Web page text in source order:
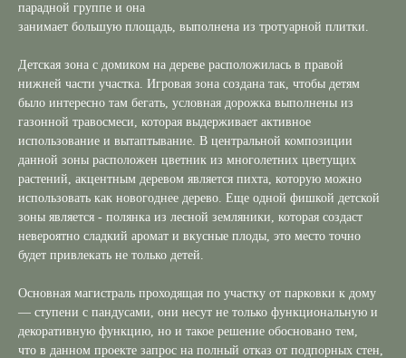
парадной группе и она
занимает большую площадь, выполнена из тротуарной плитки.
Детская зона с домиком на дереве расположилась в правой
нижней части участка. Игровая зона создана так, чтобы детям
было интересно там бегать, условная дорожка выполнены из
газонной травосмеси, которая выдерживает активное
использование и вытаптывание. В центральной композиции
данной зоны расположен цветник из многолетних цветущих
растений, акцентным деревом является пихта, которую можно
использовать как новогоднее дерево. Еще одной фишкой детской
зоны является - полянка из лесной земляники, которая создаст
невероятно сладкий аромат и вкусные плоды, это место точно
будет привлекать не только детей.
Основная магистраль проходящая по участку от парковки к дому
— ступени с пандусами, они несут не только функциональную и
декоративную функцию, но и такое решение обосновано тем,
что в данном проекте запрос на полный отказ от подпорных стен,